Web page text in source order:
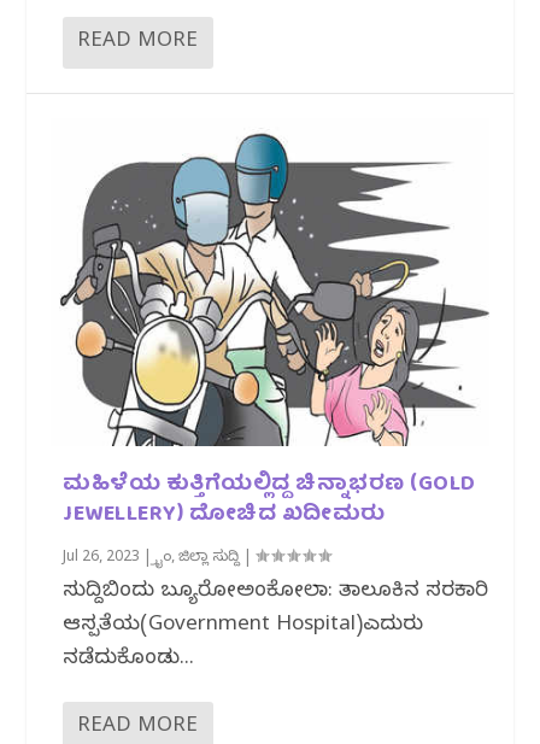
READ MORE
ಮಹಿಳೆಯ ಕುತ್ತಿಗೆಯಲ್ಲಿದ್ದ ಚಿನ್ನಾಭರಣ (GOLD
JEWELLERY) ದೋಚಿದ ಖದೀಮರು
Jul 26, 2023 |ಕ್ರೈಂ,ಜಿಲ್ಲಾ ಸುದ್ದಿ|
ಸುದ್ದಿಬಿಂದು ಬ್ಯೂರೋಅಂಕೋಲಾ: ತಾಲೂಕಿನ ಸರಕಾರಿ
ಆಸ್ಪತ್ರೆಯ(Government Hospital)ಎದುರು
ನಡೆದುಕೊಂಡು...
READ MORE